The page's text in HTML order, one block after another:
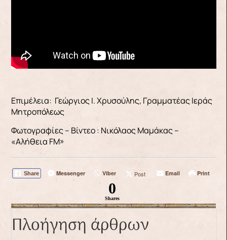
Επιμέλεια: Γεώργιος Ι. Χρυσούλης, Γραμματέας Ιεράς
Μητροπόλεως
Φωτογραφίες – Βίντεο : Νικόλαος Μαμάκας –
«Αλήθεια FM»
Share Messenger Viber Post Email Print
0
Shares
Πλοήγηση άρθρων